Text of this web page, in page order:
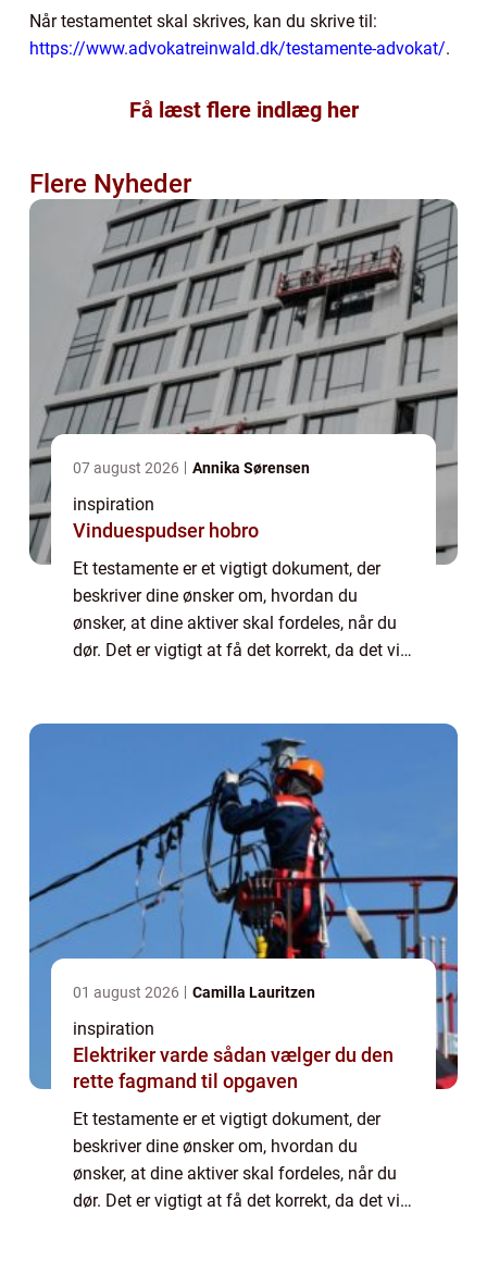
Når testamentet skal skrives, kan du skrive til:
https://www.advokatreinwald.dk/testamente-advokat/.
Få læst flere indlæg her
Flere Nyheder
07 august 2026 Annika Sørensen
inspiration
Vinduespudser hobro
Et testamente er et vigtigt dokument, der
beskriver dine ønsker om, hvordan du
ønsker, at dine aktiver skal fordeles, når du
dør. Det er vigtigt at få det korrekt, da det vil
01 august 2026 Camilla Lauritzen
inspiration
Elektriker varde sådan vælger du den
rette fagmand til opgaven
Et testamente er et vigtigt dokument, der
beskriver dine ønsker om, hvordan du
ønsker, at dine aktiver skal fordeles, når du
dør. Det er vigtigt at få det korrekt, da det vil